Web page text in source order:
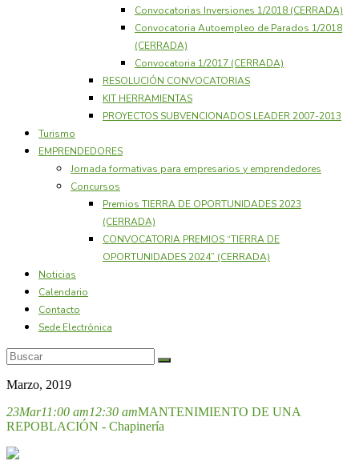
Convocatorias Inversiones 1/2018 (CERRADA)
Convocatoria Autoempleo de Parados 1/2018
(CERRADA)
Convocatoria 1/2017 (CERRADA)
RESOLUCIÓN CONVOCATORIAS
KIT HERRAMIENTAS
PROYECTOS SUBVENCIONADOS LEADER 2007-2013
Turismo
EMPRENDEDORES
Jornada formativas para empresarios y emprendedores
Concursos
Premios TIERRA DE OPORTUNIDADES 2023
(CERRADA)
CONVOCATORIA PREMIOS “TIERRA DE
OPORTUNIDADES 2024” (CERRADA)
Noticias
Calendario
Contacto
Sede Electrónica
Marzo, 2019
23Mar11:00 am12:30 amMANTENIMIENTO DE UNA
REPOBLACIÓN - Chapinería